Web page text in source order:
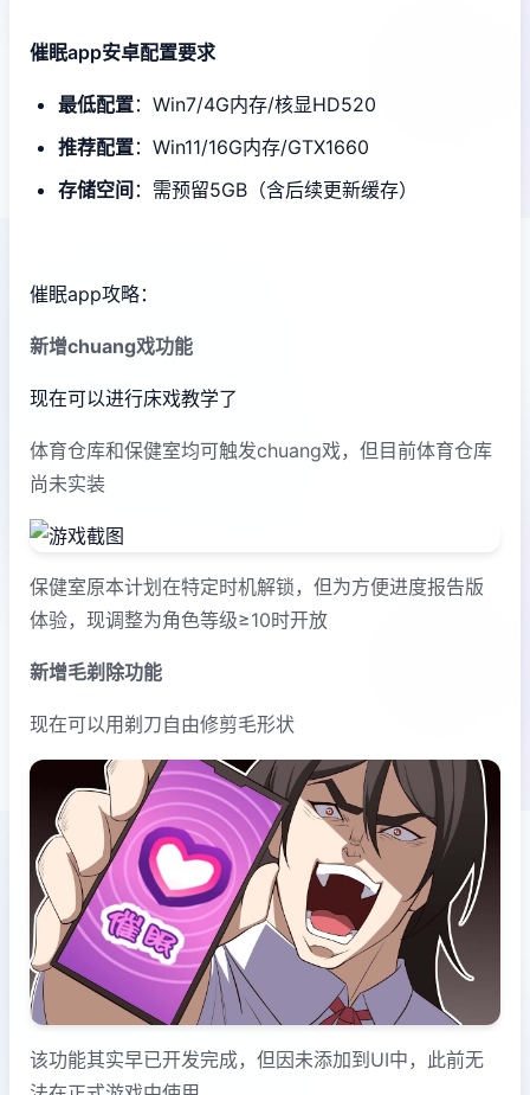
催眠app安卓配置要求
​最低配置​​：Win7/4G内存/核显HD520
​推荐配置​​：Win11/16G内存/GTX1660
​存储空间​ ​：需预留5GB（含后续更新缓存）
催眠app攻略：
新增chuang戏功能
现在可以进行床戏教学了
体育仓库和保健室均可触发chuang戏，但目前体育仓库
尚未实装
保健室原本计划在特定时机解锁，但为方便进度报告版
体验，现调整为角色等级≥10时开放
新增毛剃除功能
现在可以用剃刀自由修剪毛形状
该功能其实早已开发完成，但因未添加到UI中，此前无